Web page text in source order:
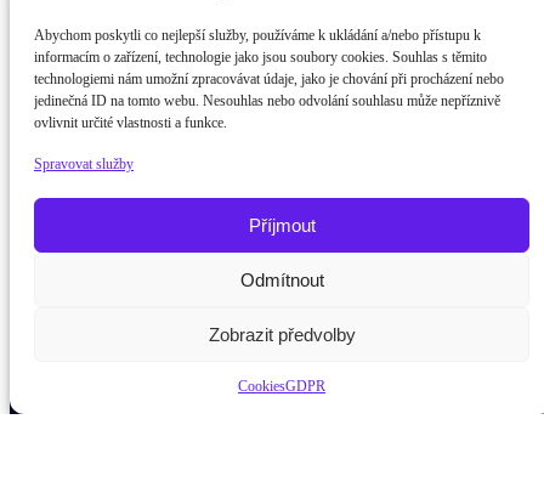
Abychom poskytli co nejlepší služby, používáme k ukládání a/nebo přístupu k
informacím o zařízení, technologie jako jsou soubory cookies. Souhlas s těmito
technologiemi nám umožní zpracovávat údaje, jako je chování při procházení nebo
jedinečná ID na tomto webu. Nesouhlas nebo odvolání souhlasu může nepříznivě
ovlivnit určité vlastnosti a funkce.
Spravovat služby
Příjmout
Odmítnout
Zobrazit předvolby
CookiesGDPR